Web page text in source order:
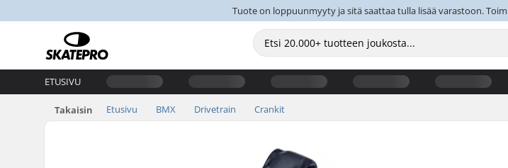
Tuote on loppuunmyyty ja sitä saattaa tulla lisää varastoon.
ETUSIVU
Takaisin Etusivu BMX Drivetrain Crankit